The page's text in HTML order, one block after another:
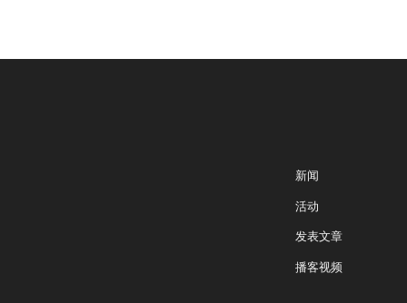
新闻
活动
发表文章
播客视频